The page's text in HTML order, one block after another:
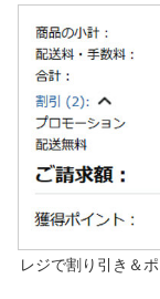
レジで割り引き＆